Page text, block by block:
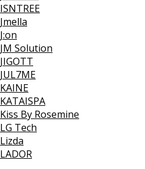
ISNTREE
Jmella
J:on
JM Solution
JIGOTT
JUL7ME
KAINE
KATAISPA
Kiss By Rosemine
LG Tech
Lizda
LADOR